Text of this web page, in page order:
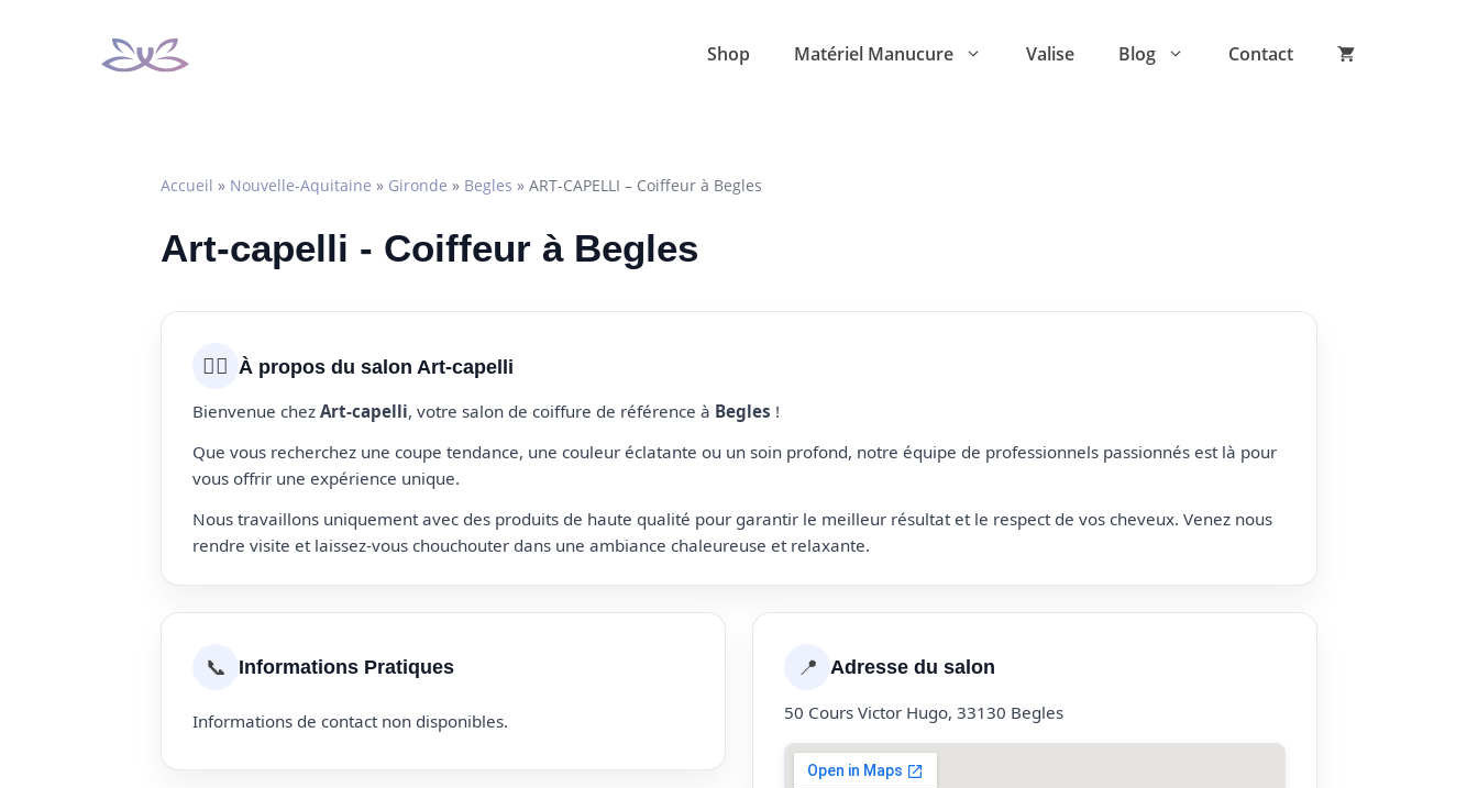
Shop Matériel Manucure Valise Blog Contact
Accueil » Nouvelle-Aquitaine » Gironde » Begles » ART-CAPELLI – Coiffeur à Begles
Art-capelli - Coiffeur à Begles
💇‍♀️ À propos du salon Art-capelli
Bienvenue chez Art-capelli, votre salon de coiffure de référence à Begles !
Que vous recherchez une coupe tendance, une couleur éclatante ou un soin profond, notre équipe de professionnels passionnés est là pour
vous offrir une expérience unique.
Nous travaillons uniquement avec des produits de haute qualité pour garantir le meilleur résultat et le respect de vos cheveux. Venez nous
rendre visite et laissez-vous chouchouter dans une ambiance chaleureuse et relaxante.
📞 Informations Pratiques
Informations de contact non disponibles.
📍 Adresse du salon
50 Cours Victor Hugo, 33130 Begles